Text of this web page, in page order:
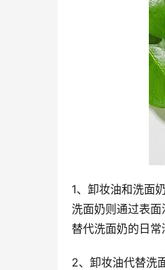
1、卸妆油和洗面
洗面奶则通过表
替代洗面奶的日常
2、卸妆油代替洗